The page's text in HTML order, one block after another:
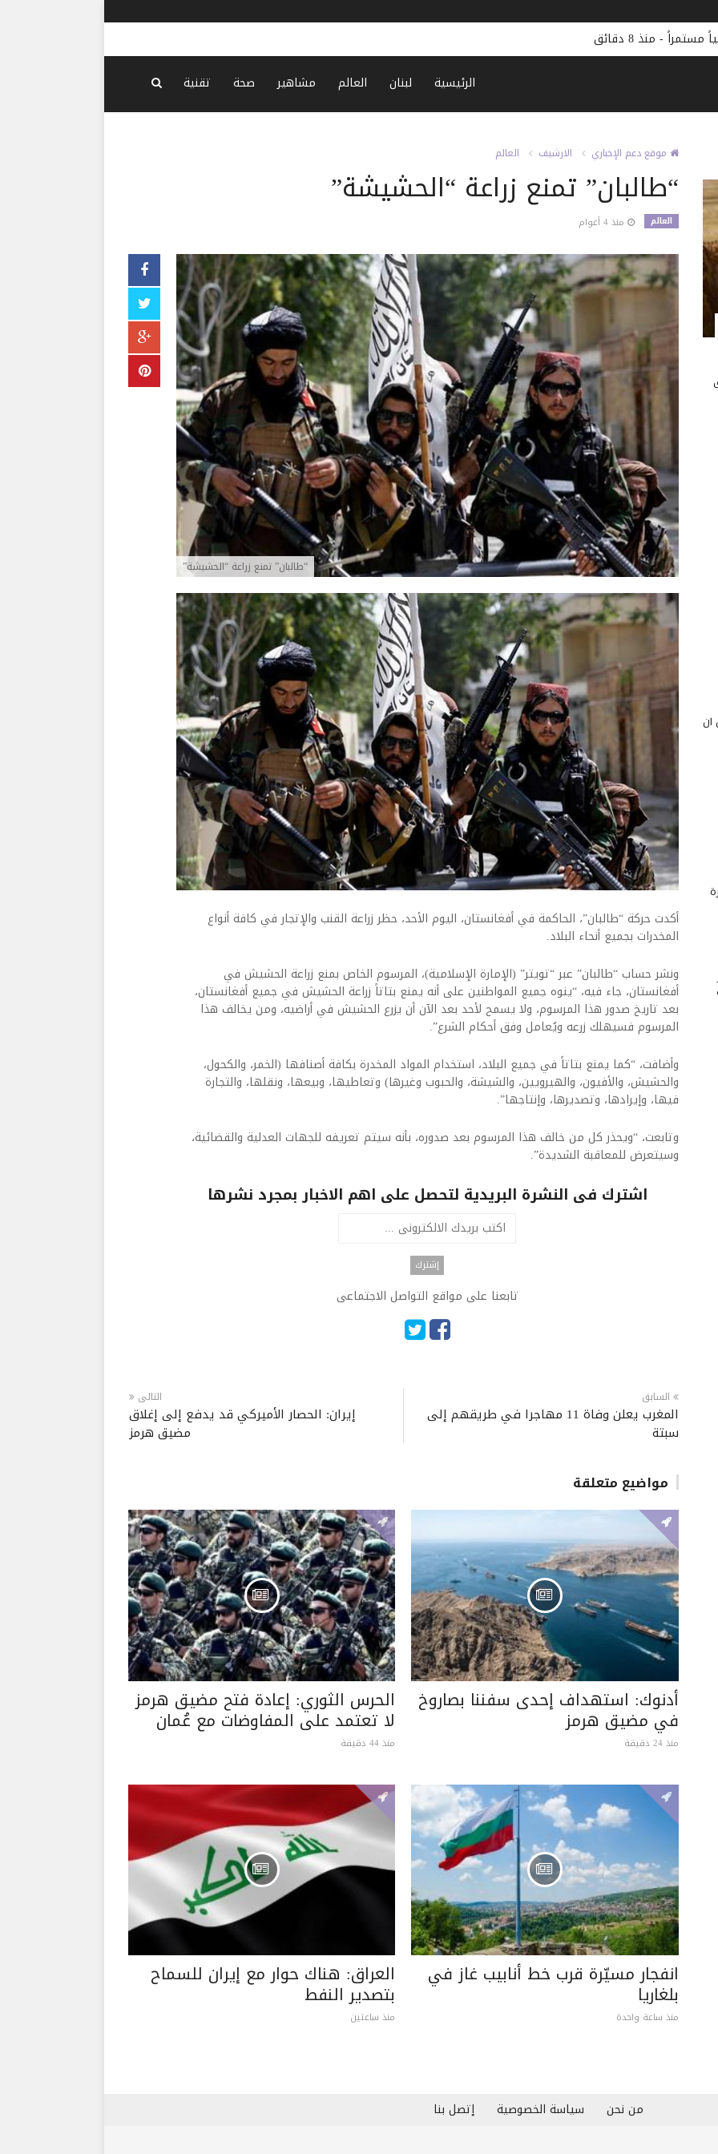
أدنوك: استهداف إحدى سفننا بصاروخ في مضيق هرمز
الرئيسية لبنان العالم مشاهير صحة تقنية
موقع دعم الإخباري الارشيف العالم
“طالبان” تمنع زراعة “الحشيشة”
العالم منذ 4 أعوام
“طالبان” تمنع زراعة “الحشيشة”
أكدت حركة “طالبان”، الحاكمة في أفغانستان، اليوم الأحد، حظر زراعة القنب والإتجار في كافة أنواع
المخدرات بجميع أنحاء البلاد.
ونشر حساب “طالبان” عبر “تويتر” (الإمارة الإسلامية)، المرسوم الخاص بمنع زراعة الحشيش في
أفغانستان، جاء فيه، “ينوه جميع المواطنين على أنه يمنع بتاتاً زراعة الحشيش في جميع أفغانستان،
بعد تاريخ صدور هذا المرسوم، ولا يسمح لأحد بعد الآن أن يزرع الحشيش في أراضيه، ومن يخالف هذا
المرسوم فسيهلك زرعه ويُعامل وفق أحكام الشرع”.
وأضافت، “كما يمنع بتاتاً في جميع البلاد، استخدام المواد المخدرة بكافة أصنافها (الخمر، والكحول،
والحشيش، والأفيون، والهيرويين، والشيشة، والحبوب وغيرها) وتعاطيها، وبيعها، ونقلها، والتجارة
فيها، وإيرادها، وتصديرها، وإنتاجها”.
وتابعت، “ويحذر كل من خالف هذا المرسوم بعد صدوره، بأنه سيتم تعريفه للجهات العدلية والقضائية،
وسيتعرض للمعاقبة الشديدة”.​
اشترك فى النشرة البريدية لتحصل على اهم الاخبار بمجرد نشرها
تابعنا على مواقع التواصل الاجتماعى
السابق
المغرب يعلن وفاة 11 مهاجرا في طريقهم إلى
سبتة
التالى
إيران: الحصار الأميركي قد يدفع إلى إغلاق
مضيق هرمز
مواضيع متعلقة
أدنوك: استهداف إحدى سفننا بصاروخ
في مضيق هرمز
منذ 24 دقيقة
الحرس الثوري: إعادة فتح مضيق هرمز
لا تعتمد على المفاوضات مع عُمان
منذ 44 دقيقة
انفجار مسيّرة قرب خط أنابيب غاز في
بلغاريا
منذ ساعة واحدة
العراق: هناك حوار مع إيران للسماح
بتصدير النفط
منذ ساعتين
أن
من نحن سياسة الخصوصية إتصل بنا